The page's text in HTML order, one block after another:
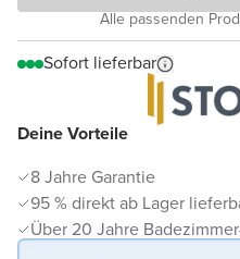
Deine Vorteile
8 Jahre Garantie
95 % direkt ab Lager
Über 20 Jahre
Alle passenden
Sofort lieferbar